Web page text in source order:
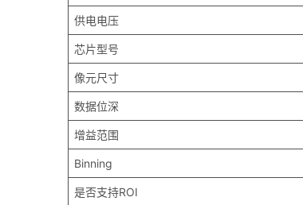
供电电压
芯片型号
像元尺寸
数据位深
增益范围
Binning
是否支持ROI